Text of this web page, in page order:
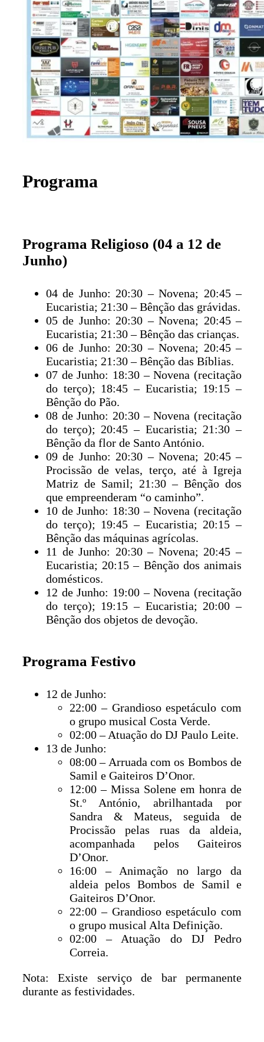
Programa
Programa Religioso (04 a 12 de
Junho)
04 de Junho: 20:30 – Novena; 20:45 –
Eucaristia; 21:30 – Bênção das grávidas.
05 de Junho: 20:30 – Novena; 20:45 –
Eucaristia; 21:30 – Bênção das crianças.
06 de Junho: 20:30 – Novena; 20:45 –
Eucaristia; 21:30 – Bênção das Bíblias.
07 de Junho: 18:30 – Novena (recitação
do terço); 18:45 – Eucaristia; 19:15 –
Bênção do Pão.
08 de Junho: 20:30 – Novena (recitação
do terço); 20:45 – Eucaristia; 21:30 –
Bênção da flor de Santo António.
09 de Junho: 20:30 – Novena; 20:45 –
Procissão de velas, terço, até à Igreja
Matriz de Samil; 21:30 – Bênção dos
que empreenderam “o caminho”.
10 de Junho: 18:30 – Novena (recitação
do terço); 19:45 – Eucaristia; 20:15 –
Bênção das máquinas agrícolas.
11 de Junho: 20:30 – Novena; 20:45 –
Eucaristia; 20:15 – Bênção dos animais
domésticos.
12 de Junho: 19:00 – Novena (recitação
do terço); 19:15 – Eucaristia; 20:00 –
Bênção dos objetos de devoção.
Programa Festivo
12 de Junho:
22:00 – Grandioso espetáculo com
o grupo musical Costa Verde.
02:00 – Atuação do DJ Paulo Leite.
13 de Junho:
08:00 – Arruada com os Bombos de
Samil e Gaiteiros D’Onor.
12:00 – Missa Solene em honra de
St.º António, abrilhantada por
Sandra & Mateus, seguida de
Procissão pelas ruas da aldeia,
acompanhada pelos Gaiteiros
D’Onor.
16:00 – Animação no largo da
aldeia pelos Bombos de Samil e
Gaiteiros D’Onor.
22:00 – Grandioso espetáculo com
o grupo musical Alta Definição.
02:00 – Atuação do DJ Pedro
Correia.
Nota: Existe serviço de bar permanente
durante as festividades.